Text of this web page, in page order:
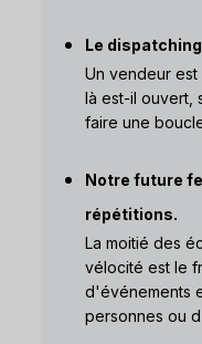
Le
Un vendeur
là est-il ouvert,
faire une
Notre future
répétitions.
La moitié des
vélocité est le
d'événements
personnes ou